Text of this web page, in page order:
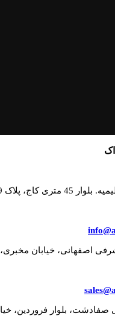
کاج، پلاک 199، واحد 1 و 3
اصفهانی، خیابان مخبری، پلاک 10
بلوار فروردین،